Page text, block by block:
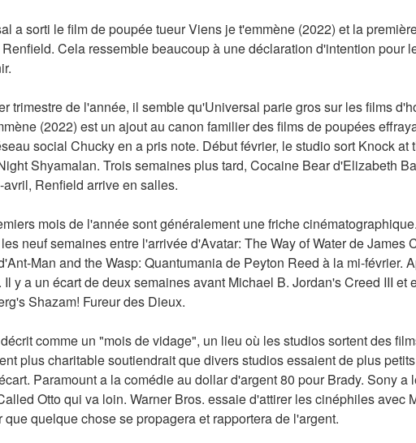
a sorti le film de poupée tueur Viens je t'emmène (2022) et la
Cela ressemble beaucoup à une déclaration d'intention pour
trimestre de l'année, il semble qu'Universal parie gros sur les films
(2022) est un ajout au canon familier des films de poupées
social Chucky en a pris note. Début février, le studio sort Knock at
Shyamalan. Trois semaines plus tard, Cocaine Bear d'Elizabeth
Renfield arrive en salles.
mois de l'année sont généralement une friche
neuf semaines entre l'arrivée d'Avatar: The Way of Water de James
Man and the Wasp: Quantumania de Peyton Reed à la mi-février.
y a un écart de deux semaines avant Michael B. Jordan's Creed III et
Shazam! Fureur des Dieux.
comme un "mois de vidage", un lieu où les studios sortent des
plus charitable soutiendrait que divers studios essaient de plus
Paramount a la comédie au dollar d'argent 80 pour Brady. Sony a
Otto qui va loin. Warner Bros. essaie d'attirer les cinéphiles avec
que quelque chose se propagera et rapportera de l'argent.